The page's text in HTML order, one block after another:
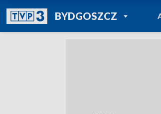
BYDGOSZCZPOWRÓT DO
TVP REGIONY